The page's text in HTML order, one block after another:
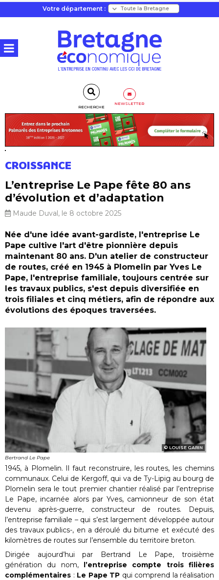
Votre département :
RECHERCHE
NEWSLETTER
CROISSANCE
L’entreprise Le Pape fête 80 ans
d’évolution et d’adaptation
Maude Duval, le 8 octobre 2025
Née d'une idée avant-gardiste, l'entreprise Le
Pape cultive l'art d'être pionnière depuis
maintenant 80 ans. D'un atelier de constructeur
de routes, créé en 1945 à Plomelin par Yves Le
Pape, l'entreprise familiale, toujours centrée sur
les travaux publics, s'est depuis diversifiée en
trois filiales et cinq métiers, afin de répondre aux
évolutions des époques traversées.
LOUISE GARIN
Bertrand Le Pape
1945, à Plomelin. Il faut reconstruire, les routes, les chemins
communaux. Celui de Kergoff, qui va de Ty-Lipig au bourg de
Plomelin sera le tout premier chantier réalisé par l’entreprise
Le Pape, incarnée alors par Yves, camionneur de son état
devenu après-guerre, constructeur de routes. Depuis,
l’entreprise familiale – qui s’est largement développée autour
des travaux publics-, en a déroulé du bitume et exécuté des
kilomètres de routes sur l’ensemble du territoire breton.
Dirigée aujourd’hui par Bertrand Le Pape, troisième
génération du nom, l’entreprise compte trois filières
complémentaires : Le Pape TP qui comprend la réalisation